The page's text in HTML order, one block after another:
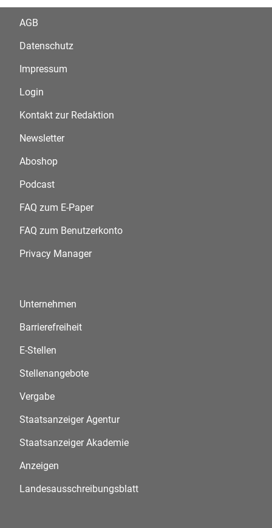
AGB
Datenschutz
Impressum
Login
Kontakt zur Redaktion
Newsletter
Aboshop
Podcast
FAQ zum E-Paper
FAQ zum Benutzerkonto
Privacy Manager
Unternehmen
Barrierefreiheit
E-Stellen
Stellenangebote
Vergabe
Staatsanzeiger Agentur
Staatsanzeiger Akademie
Anzeigen
Landesausschreibungsblatt